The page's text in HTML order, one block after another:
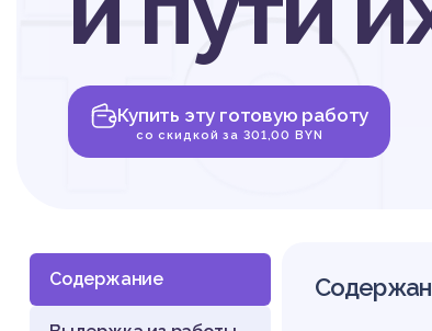
Купить эту готовую работу
со скидкой за 301,00 BYN
Содержание